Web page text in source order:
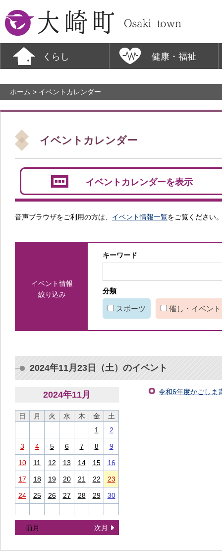
大崎町
くらし 健康・福祉
ホーム > イベントカレンダー
イベントカレンダー
イベントカレンダーを表示
音声ブラウザをご利用の方は、 イベント情報一覧をご覧ください
イベント情報
絞り込み
キーワード
分類
スポーツ 催し・イベント
2024年11月23日（土）のイベント
2024年11月
日 月 火 水 木 金
土
1
2
3 4 5 6 7 8 9
10 11 12 13 14 15 16
17 18 19 20 21 22 23
24 25 26 27 28 29 30
前月 次月
令和6年度かごしま